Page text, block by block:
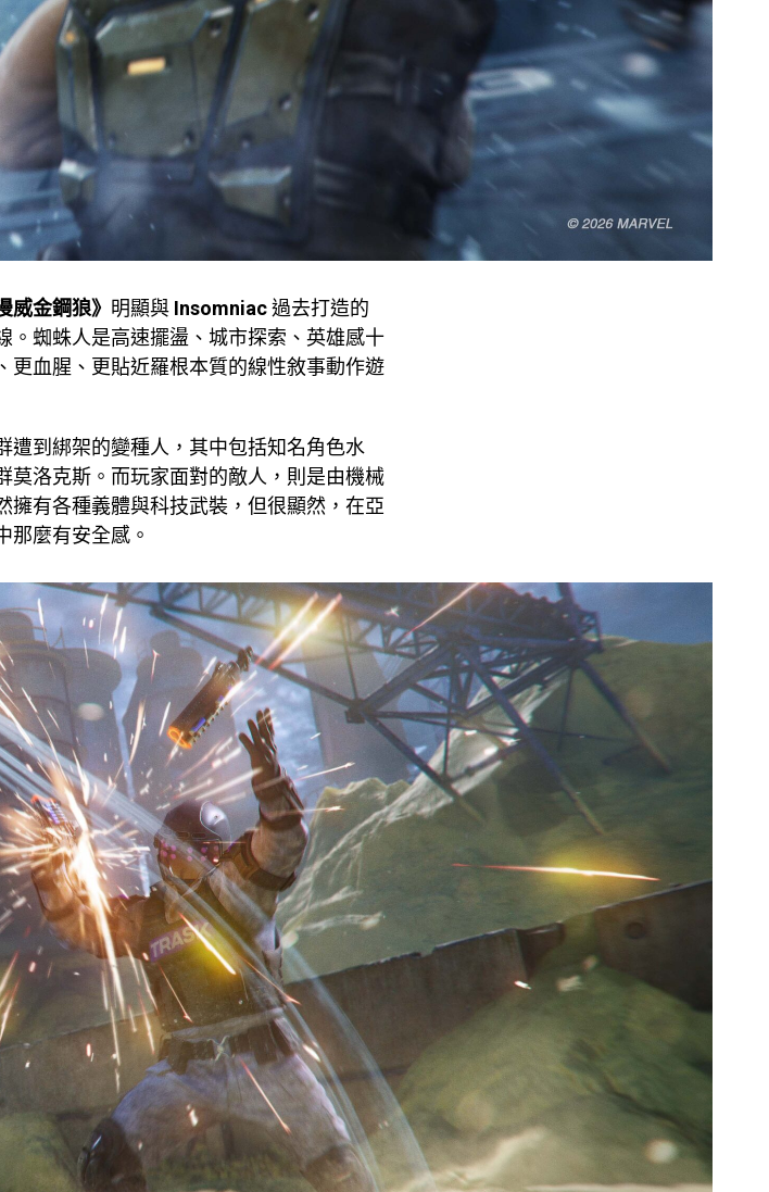
威金鋼狼》 明顯與 Insomniac過去打造的
。蜘蛛人是高速擺盪、城市探索、英雄感十
更血腥、更貼近羅根本質的線性敘事動作遊
遭到綁架的變種人，其中包括知名角色水
莫洛克斯。而玩家面對的敵人，則是由機械
擁有各種義體與科技武裝，但很顯然，在亞
那麼有安全感。